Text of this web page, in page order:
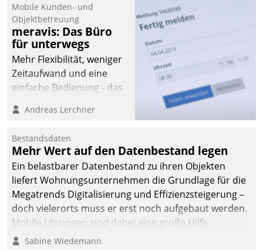
Mobile Kunden- und
Objektbetreuung
meravis: Das Büro
für unterwegs
Mehr Flexibilität, weniger
Zeitaufwand und eine
einfache Bedienung - das
Cockpit für mobile
Datatrain. Die meravis
Wohnungsbau- und
Immobilien GmbH hat
sich dabei für den Betrieb
der Lösung über die SAP
Cloud Platform
entschieden - als erstes
Unternehmen am
Andreas Lerchner
Bestandsdaten
Mehr Wert auf den Datenbestand legen
Ein belastbarer Datenbestand zu ihren Objekten
liefert Wohnungsunternehmen die Grundlage für die
Megatrends Digitalisierung und Effizienzsteigerung –
doch vielerorts muss er erst noch aufgebaut werden.
Mobile Lösungen sind dabei eine große Hilfe.
Sabine Wiedemann